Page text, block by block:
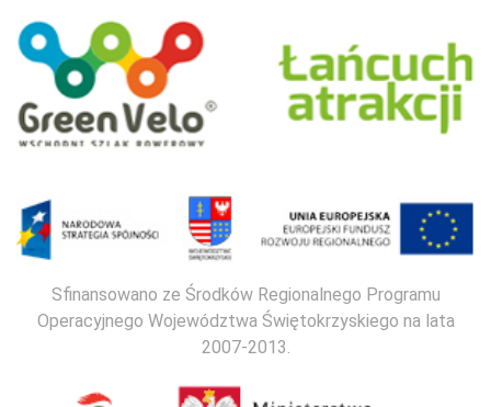
Sfinansowano ze Środków Regionalnego Programu
Operacyjnego Województwa Świętokrzyskiego na lata
2007-2013.